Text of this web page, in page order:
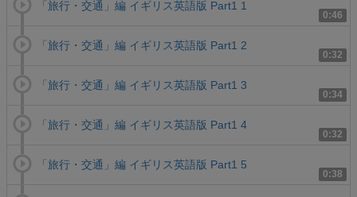
0:46
「旅行・交通」編 イギリス英語版 Part1 1
0:32
「旅行・交通」編 イギリス英語版 Part1 2
0:34
「旅行・交通」編 イギリス英語版 Part1 3
0:32
「旅行・交通」編 イギリス英語版 Part1 4
0:38
「旅行・交通」編 イギリス英語版 Part1 5